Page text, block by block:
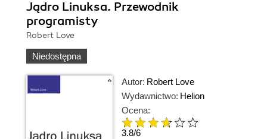
Jądro Linuksa. Przewodnik
programisty
Robert Love
Niedostępna
Autor: Robert Love
Wydawnictwo: Helion
Ocena:
3.8/6